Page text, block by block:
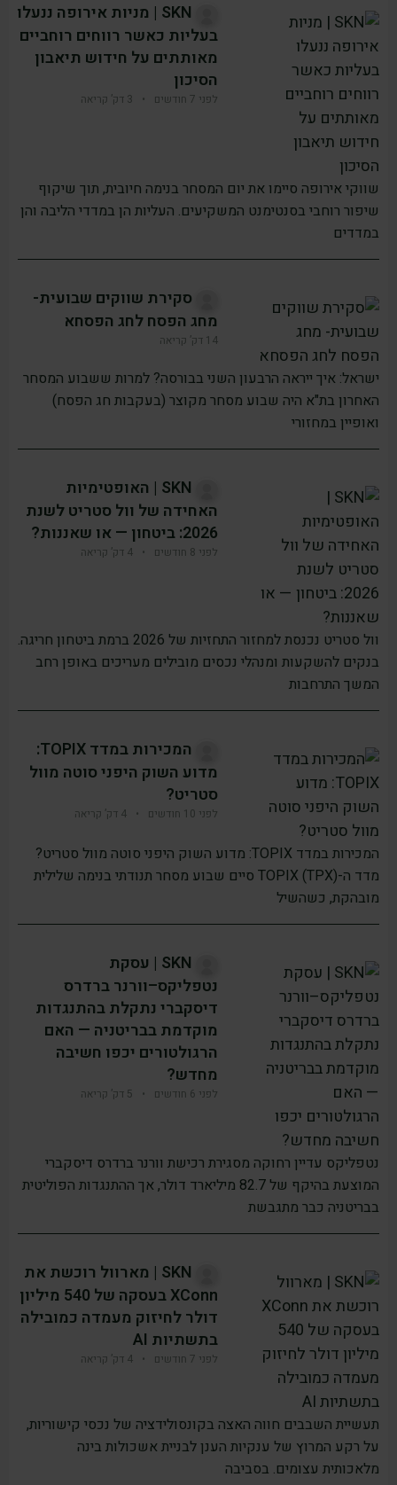
SKN | מניות אירופה ננעלו
בעליות כאשר רווחים רוחביים
מאותתים על חידוש תיאבון
הסיכון
לפני 7 חודשים • 3 דק’ קריאה
שווקי אירופה סיימו את יום המסחר בנימה חיובית, תוך שיקוף
שיפור רוחבי בסנטימנט המשקיעים. העליות הן במדדי הליבה והן
במדדים
סקירת שווקים שבועית-
מחג הפסח לחג הפסחא
14 דק’ קריאה
ישראל: איך ייראה הרבעון השני בבורסה? למרות ששבוע המסחר
האחרון בת"א היה שבוע מסחר מקוצר (בעקבות חג הפסח)
ואופיין במחזורי
SKN | האופטימיות
האחידה של וול סטריט לשנת
2026: ביטחון — או שאננות?
לפני 8 חודשים • 4 דק’ קריאה
וול סטריט נכנסת למחזור התחזיות של 2026 ברמת ביטחון חריגה.
בנקים להשקעות ומנהלי נכסים מובילים מעריכים באופן רחב
המשך התרחבות
המכירות במדד TOPIX:
מדוע השוק היפני סוטה מוול
סטריט?
לפני 10 חודשים • 4 דק’ קריאה
המכירות במדד TOPIX: מדוע השוק היפני סוטה מוול סטריט?
מדד ה-TOPIX (TPX) סיים שבוע מסחר תנודתי בנימה שלילית
מובהקת, כשהשיל
SKN | עסקת
נטפליקס–וורנר ברדרס
דיסקברי נתקלת בהתנגדות
מוקדמת בבריטניה — האם
הרגולטורים יכפו חשיבה
מחדש?
לפני 6 חודשים • 5 דק’ קריאה
נטפליקס עדיין רחוקה מסגירת רכישת וורנר ברדרס דיסקברי
המוצעת בהיקף של 82.7 מיליארד דולר, אך ההתנגדות הפוליטית
בבריטניה כבר מתגבשת
SKN | מארוול רוכשת את
XConn בעסקה של 540 מיליון
דולר לחיזוק מעמדה כמובילה
בתשתיות AI
לפני 7 חודשים • 4 דק’ קריאה
תעשיית השבבים חווה האצה בקונסולידציה של נכסי קישוריות,
על רקע המרוץ של ענקיות הענן לבניית אשכולות בינה
מלאכותית עצומים. בסביבה